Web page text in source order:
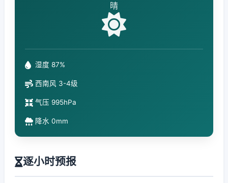
晴
湿度 87%
西南风 3-4级
气压 995hPa
降水 0mm
逐小时预报